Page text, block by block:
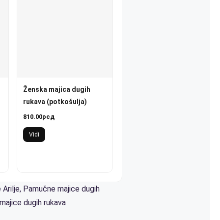
Ženska majica dugih
rukava (potkošulja)
810.00рсд
Vidi
Arilje, Pamučne majice dugih
dugih rukava